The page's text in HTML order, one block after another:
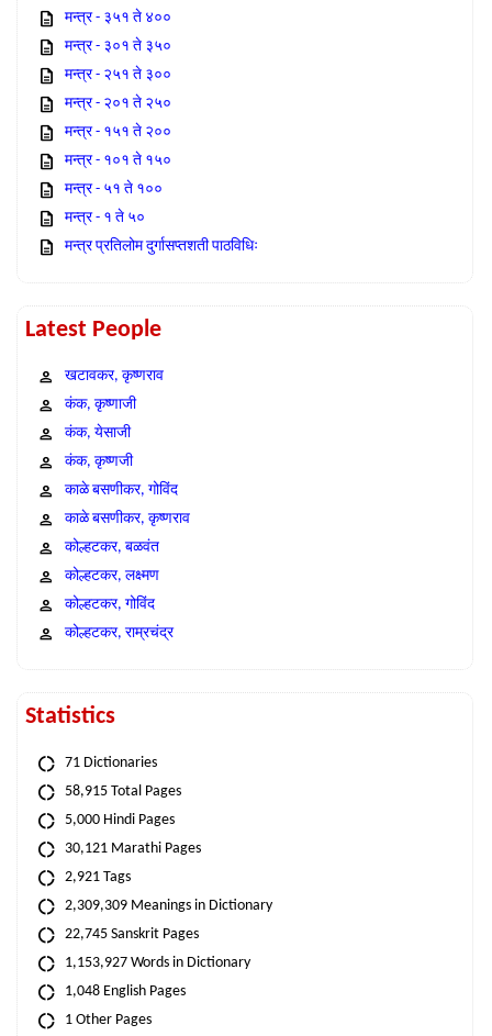
मन्त्र - ३५१ ते ४००
मन्त्र - ३०१ ते ३५०
मन्त्र - २५१ ते ३००
मन्त्र - २०१ ते २५०
मन्त्र - १५१ ते २००
मन्त्र - १०१ ते १५०
मन्त्र - ५१ ते १००
मन्त्र - १ ते ५०
मन्त्र प्रतिलोम दुर्गासप्तशती पाठविधिः
Latest People
खटावकर, कृष्णराव
कंक, कृष्णाजी
कंक, येसाजी
कंक, कृष्णजी
काळे बसणीकर, गोविंद
काळे बसणीकर, कृष्णराव
कोल्हटकर, बळवंत
कोल्हटकर, लक्ष्मण
कोल्हटकर, गोविंद
कोल्हटकर, राम्रचंद्र
Statistics
71 Dictionaries
58,915 Total Pages
5,000 Hindi Pages
30,121 Marathi Pages
2,921 Tags
2,309,309 Meanings in Dictionary
22,745 Sanskrit Pages
1,153,927 Words in Dictionary
1,048 English Pages
1 Other Pages